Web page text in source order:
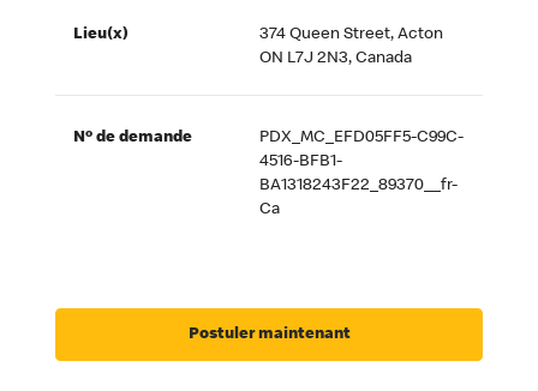
Lieu(x)
374 Queen Street, Acton
ON L7J 2N3, Canada
Nº de demande
PDX_MC_EFD05FF5-C99C-
4516-BFB1-
BA1318243F22_89370__fr-
Ca
Postuler maintenant